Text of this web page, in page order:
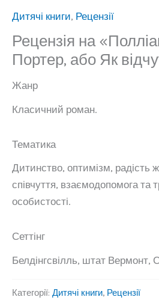
Дитячі книги, Рецензії
Рецензія на
Портер, або Як
Жанр
Класичний роман.
Тематика
Дитинство, оптимізм, радість
співчуття, взаємодопомога та
особистості.
Сеттінг
Белдінгсвілль, штат Вермонт,
Категорії: Дитячі книги, Рецензії